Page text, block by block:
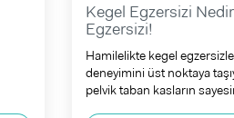
Kegel Egzersizi
Egzersizi!
Hamilelikte kegel
deneyimini üst noktaya
pelvik taban kasların